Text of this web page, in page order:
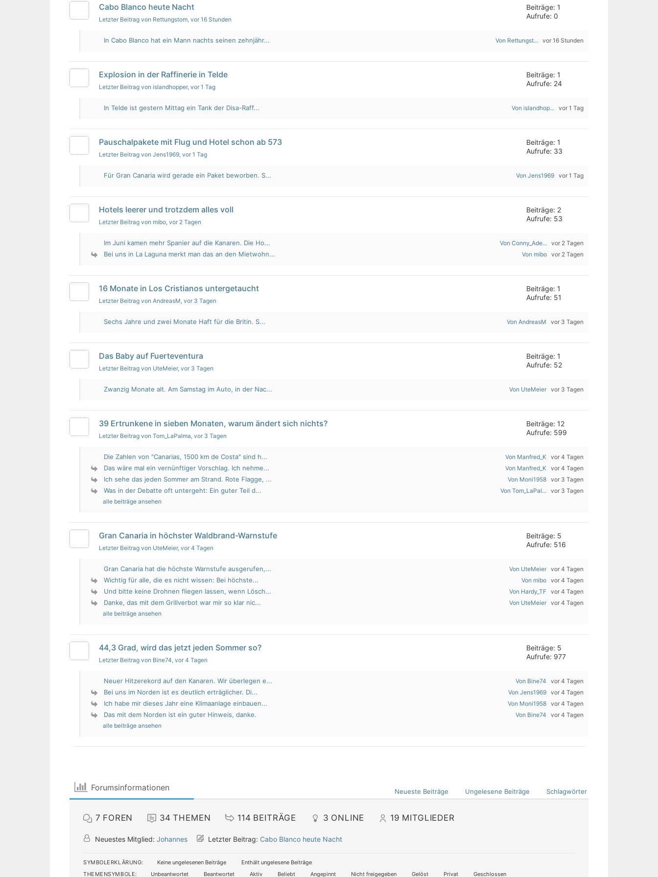
Cabo Blanco heute Nacht
Letzter Beitrag von Rettungstom, vor 16 Stunden
Beiträge: 1
Aufrufe: 0
In Cabo Blanco hat ein Mann nachts seinen zehnjähr... Von Rettungst... vor 16 Stunden
Explosion in der Raffinerie in Telde
Letzter Beitrag von islandhopper, vor 1 Tag
Beiträge: 1
Aufrufe: 24
In Telde ist gestern Mittag ein Tank der Disa-Raff... Von islandhop... vor 1 Tag
Pauschalpakete mit Flug und Hotel schon ab 573
Letzter Beitrag von Jens1969, vor 1 Tag
Beiträge: 1
Aufrufe: 33
Für Gran Canaria wird gerade ein Paket beworben. S... Von Jens1969 vor 1 Tag
Hotels leerer und trotzdem alles voll
Letzter Beitrag von mibo, vor 2 Tagen
Beiträge: 2
Aufrufe: 53
Im Juni kamen mehr Spanier auf die Kanaren. Die Ho... Von Conny_Ade... vor 2 Tagen
Bei uns in La Laguna merkt man das an den Mietwohn... Von mibo vor 2 Tagen
16 Monate in Los Cristianos untergetaucht
Letzter Beitrag von AndreasM, vor 3 Tagen
Beiträge: 1
Aufrufe: 51
Sechs Jahre und zwei Monate Haft für die Britin. S... Von AndreasM vor 3 Tagen
Das Baby auf Fuerteventura
Letzter Beitrag von UteMeier, vor 3 Tagen
Beiträge: 1
Aufrufe: 52
Zwanzig Monate alt. Am Samstag im Auto, in der Nac... Von UteMeier vor 3 Tagen
39 Ertrunkene in sieben Monaten, warum ändert sich nichts?
Letzter Beitrag von Tom_LaPalma, vor 3 Tagen
Beiträge: 12
Aufrufe: 599
Die Zahlen von "Canarias, 1500 km de Costa" sind h... Von Manfred_K vor 4 Tagen
Das wäre mal ein vernünftiger Vorschlag. Ich nehme... Von Manfred_K vor 4 Tagen
Ich sehe das jeden Sommer am Strand. Rote Flagge, ... Von Moni1958 vor 3 Tagen
Was in der Debatte oft untergeht: Ein guter Teil d... Von Tom_LaPal... vor 3 Tagen
alle beiträge ansehen
Gran Canaria in höchster Waldbrand-Warnstufe
Letzter Beitrag von UteMeier, vor 4 Tagen
Beiträge: 5
Aufrufe: 516
Gran Canaria hat die höchste Warnstufe ausgerufen,... Von UteMeier vor 4 Tagen
Wichtig für alle, die es nicht wissen: Bei höchste... Von mibo vor 4 Tagen
Und bitte keine Drohnen fliegen lassen, wenn Lösch... Von Hardy_TF vor 4 Tagen
Danke, das mit dem Grillverbot war mir so klar nic... Von UteMeier vor 4 Tagen
alle beiträge ansehen
44,3 Grad, wird das jetzt jeden Sommer so?
Letzter Beitrag von Bine74, vor 4 Tagen
Beiträge: 5
Aufrufe: 977
Neuer Hitzerekord auf den Kanaren. Wir überlegen e... Von Bine74 vor 4 Tagen
Bei uns im Norden ist es deutlich erträglicher. Di... Von Jens1969 vor 4 Tagen
Ich habe mir dieses Jahr eine Klimaanlage einbauen... Von Moni1958 vor 4 Tagen
Das mit dem Norden ist ein guter Hinweis, danke. Von Bine74 vor 4 Tagen
alle beiträge ansehen
Forumsinformationen Neueste Beiträge Ungelesene Beiträge Schlagwörter
7 FOREN 34 THEMEN 114 BEITRÄGE 3 ONLINE 19 MITGLIEDER
Neuestes Mitglied: Johannes Letzter Beitrag: Cabo Blanco heute Nacht
SYMBOLERKLÄRUNG: Keine ungelesenen Beiträge
Enthält ungelesene Beiträge
THEMENSYMBOLE:
Unbeantwortet Beantwortet Aktiv Beliebt Angepinnt Nicht freigegeben Gelöst Privat Geschlossen